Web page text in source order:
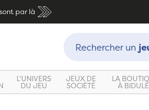
par là
Recherche :
Rechercher un
L'UNIVERS
DU JEU
JEUX DE
SOCIÉTÉ
LA
À